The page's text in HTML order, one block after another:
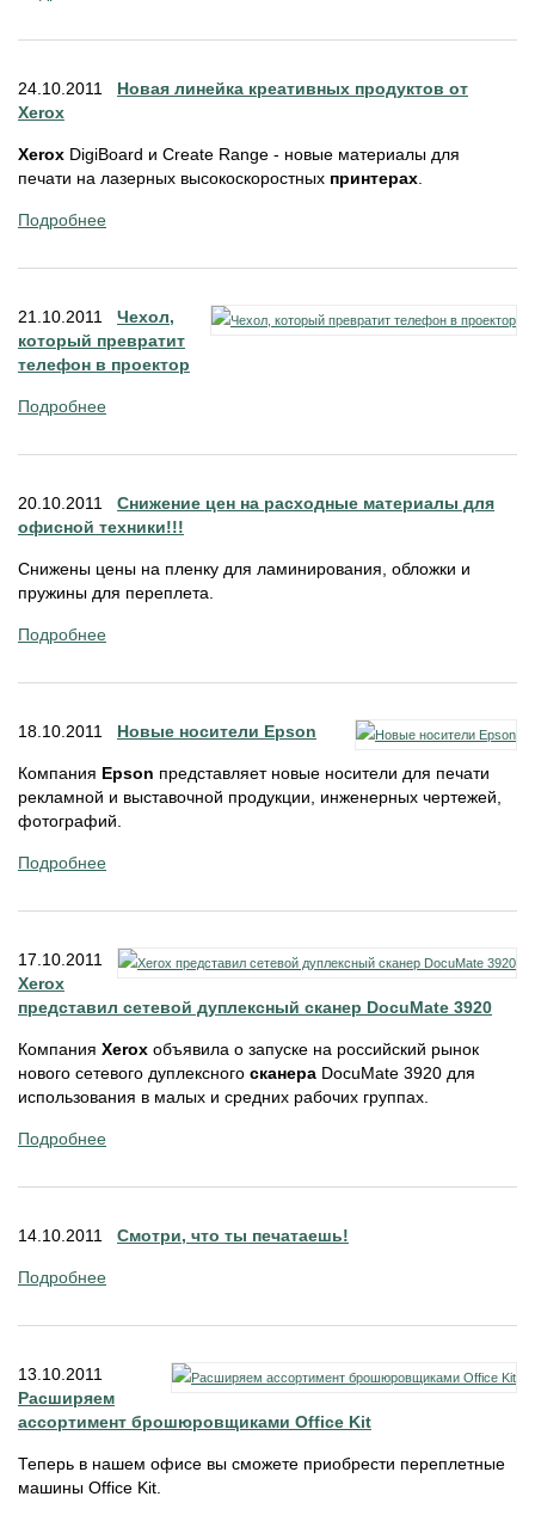
24.10.2011 Новая линейка креативных продуктов от
Xerox
Xerox DigiBoard и Create Range - новые материалы для
печати на лазерных высокоскоростных принтерах
Подробнее
21.10.2011 Чехол,
который превратит
телефон в проектор
Подробнее
20.10.2011 Снижение цен на расходные материалы для
офисной техники!!!
Снижены цены на пленку для ламинирования, обложки и
пружины для переплета.
Подробнее
18.10.2011 Новые носители Epson
Компания Epson представляет новые носители для печати
рекламной и выставочной продукции, инженерных чертежей,
фотографий.
Подробнее
17.10.2011
Xerox
представил сетевой дуплексный сканер DocuMate 3920
Компания Xerox объявила о запуске на российский рынок
нового сетевого дуплексного сканера DocuMate 3920 для
использования в малых и средних рабочих группах.
Подробнее
14.10.2011 Смотри, что ты печатаешь!
Подробнее
13.10.2011
Расширяем
ассортимент брошюровщиками Office Kit
Теперь в нашем офисе вы сможете приобрести переплетные
машины Office Kit.